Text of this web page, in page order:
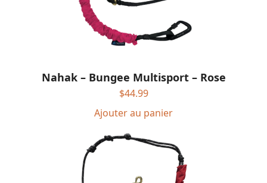
Nahak – Bungee Multisport – Rose
$44.99
Ajouter au panier